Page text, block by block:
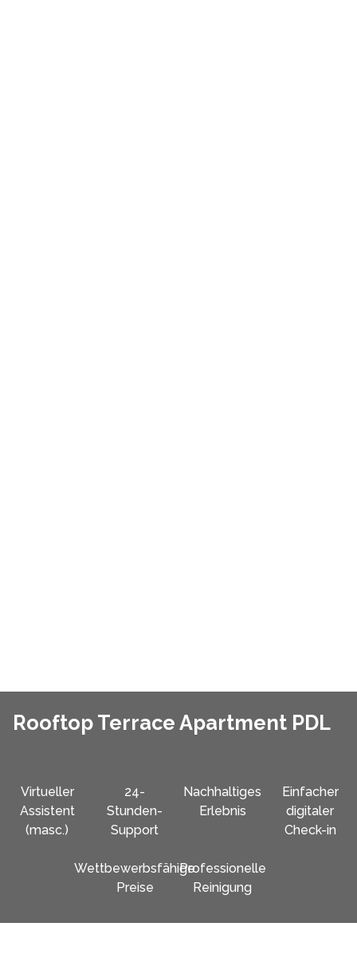
Rooftop Terrace Apartment PDL
Virtueller
Assistent
(masc.)
24-
Stunden-
Support
Nachhaltiges
Erlebnis
Einfacher
digitaler
Check-in
Wettbewerbsfähige
Preise
Professionelle
Reinigung